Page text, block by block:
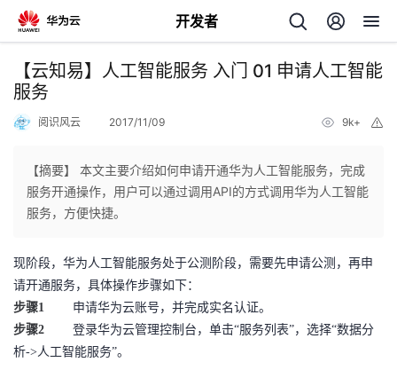
开发者
返
回
个
人
主
页
我
的
开
【云知易】人工智能服务 入门 01 申请人工智能
服务
阅识风云 2017/11/09 9k+
【摘要】 本文主要介绍如何申请开通华为人工智能服务，完成
服务开通操作，用户可以通过调用API的方式调用华为人工智能
服务，方便快捷。
现阶段，华为人工智能服务处于公测阶段，需要先申请公测，再申
请开通服务，具体操作步骤如下：
步骤1
申请华为云账号，并完成实名认证。
步骤2 登录华为云管理控制台，单击“服务列表”，选择“数据分
析->人工智能服务”。